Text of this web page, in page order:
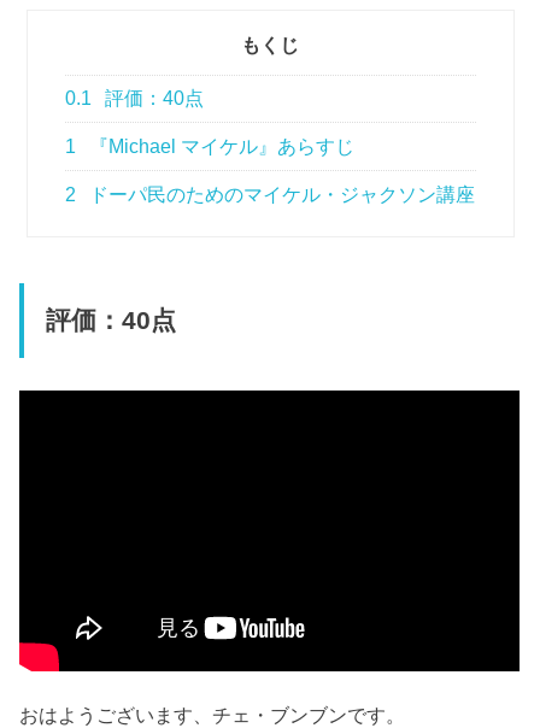
もくじ
0.1 評価：40点
1 『Michael マイケル』あらすじ
2 ドーパ民のためのマイケル・ジャクソン講座
評価：40点
おはようございます、チェ・ブンブンです。